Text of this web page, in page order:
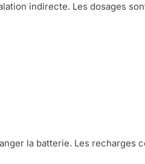
indirecte. Les dosages
la batterie. Les recharges